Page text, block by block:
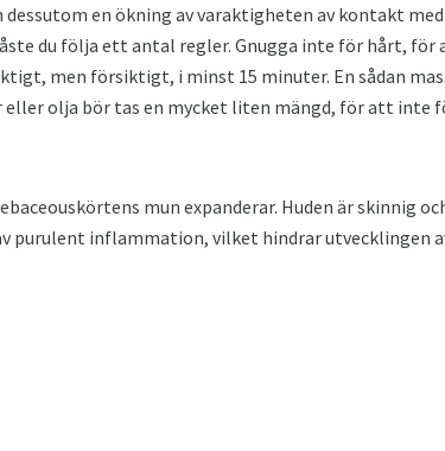
en ökning av varaktigheten av kontakt
du följa ett antal regler. Gnugga inte för hårt, för
men försiktigt, i minst 15 minuter. En sådan
olja bör tas en mycket liten mängd, för att inte
mun expanderar. Huden är skinnig
purulent inflammation, vilket hindrar utvecklingen